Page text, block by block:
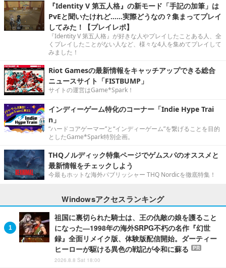
『Identity V 第五人格』の新モード「手記の加筆」は
PvEと聞いたけれど……実際どうなの？集まってプレイ
してみた！【プレイレポ】
『Identity V 第五人格』が好きな人やプレイしたことある人、全
くプレイしたことがない人など、様々な4人を集めてプレイして
みました！
Riot Gamesの最新情報をキャッチアップできる総合
ニュースサイト「FISTBUMP」
サイトの運営はGame*Spark！
インディーゲーム特化のコーナー「Indie Hype Trai
n」
“ハードコアゲーマー”と“インディーゲーム”を繋げることを目的
としたGame*Spark特別企画。
THQノルディック特集ページでゲムスパのオススメと
最新情報をチェックしよう
今最もホットな海外パブリッシャー THQ Nordicを徹底特集！
Windowsアクセスランキング
祖国に裏切られた騎士は、王の仇敵の娘を護ること
になった―1998年の海外SRPG不朽の名作『幻世
録』全面リメイク版、体験版配信開始。ダーティー
ヒーローが駆ける異色の戦記が令和に蘇る
PR
2026.8.8 Sat 18:00